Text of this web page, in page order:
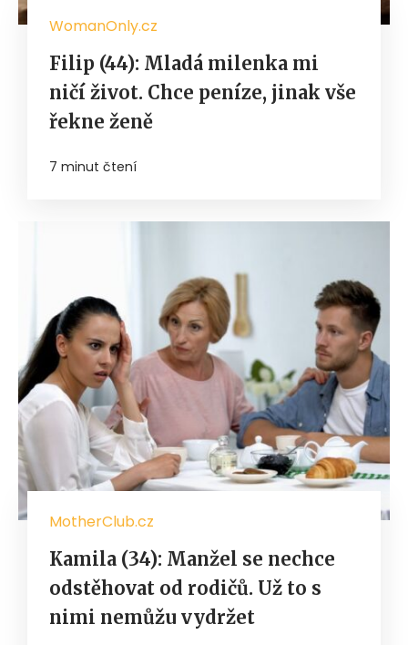
WomanOnly.cz
Filip (44): Mladá milenka mi
ničí život. Chce peníze, jinak vše
řekne ženě
7 minut čtení
MotherClub.cz
Kamila (34): Manžel se nechce
odstěhovat od rodičů. Už to s
nimi nemůžu vydržet